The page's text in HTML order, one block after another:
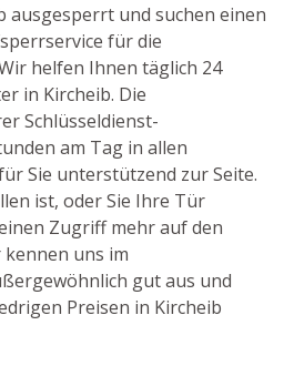
ausgesperrt und suchen einen
für die
helfen Ihnen täglich 24
in Kircheib. Die
Schlüsseldienst-
am Tag in allen
Sie unterstützend zur Seite.
ist, oder Sie Ihre Tür
Zugriff mehr auf den
uns im
gut aus und
Preisen in Kircheib